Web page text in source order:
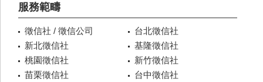
服務範疇
徵信社 / 徵信公司
台北徵信社
新北徵信社
基隆徵信社
桃園徵信社
新竹徵信社
苗栗徵信社
台中徵信社